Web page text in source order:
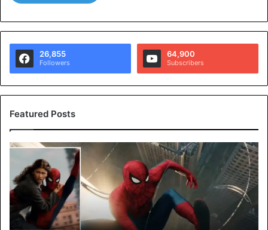
26,855
Followers
64,900
Subscribers
Featured Posts
स्पा
र
-